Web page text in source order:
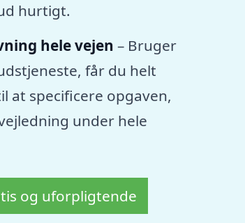
hurtigt.
hele vejen – Bruger
får du helt
at specificere opgaven,
under hele
og uforpligtende